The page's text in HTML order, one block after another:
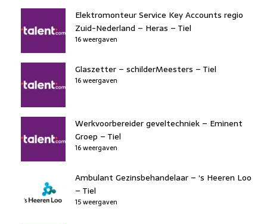
Elektromonteur Service Key Accounts regio
Zuid-Nederland – Heras – Tiel
16 weergaven
Glaszetter – schilderMeesters – Tiel
16 weergaven
Werkvoorbereider geveltechniek – Eminent
Groep – Tiel
16 weergaven
Ambulant Gezinsbehandelaar – ‘s Heeren Loo
– Tiel
15 weergaven